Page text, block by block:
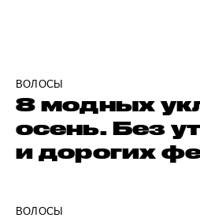
ВОЛОСЫ
8 модных
осень. Без
и дорогих
ВОЛОСЫ